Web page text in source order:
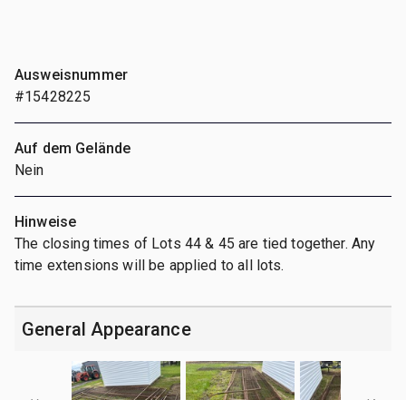
Ausweisnummer
#15428225
Auf dem Gelände
Nein
Hinweise
The closing times of Lots 44 & 45 are tied together. Any
time extensions will be applied to all lots.
General Appearance